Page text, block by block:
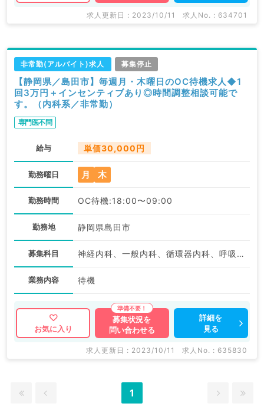
求人更新日 : 2023/10/11 求人No. : 634701
非常勤(アルバイト)求人 募集停止
【静岡県／島田市】毎週月・木曜日のOC待機求人◆1
回3万円＋インセンティブあり◎時間調整相談可能で
す。（内科系／非常勤）
専門医不問
給与 単価30,000円
勤務曜日 月 木
勤務時間 OC待機:18:00〜09:00
勤務地 静岡県島田市
募集科目 神経内科、一般内科、循環器内科、呼吸器内科、消化器内科、内分泌・代謝内科、腎臓内科、老年内科、外科系全般、一般外科
業務内容 待機
お気に入り
募集状況を
問い合わせる
詳細を
見る
求人更新日 : 2023/10/11 求人No. : 635830
1